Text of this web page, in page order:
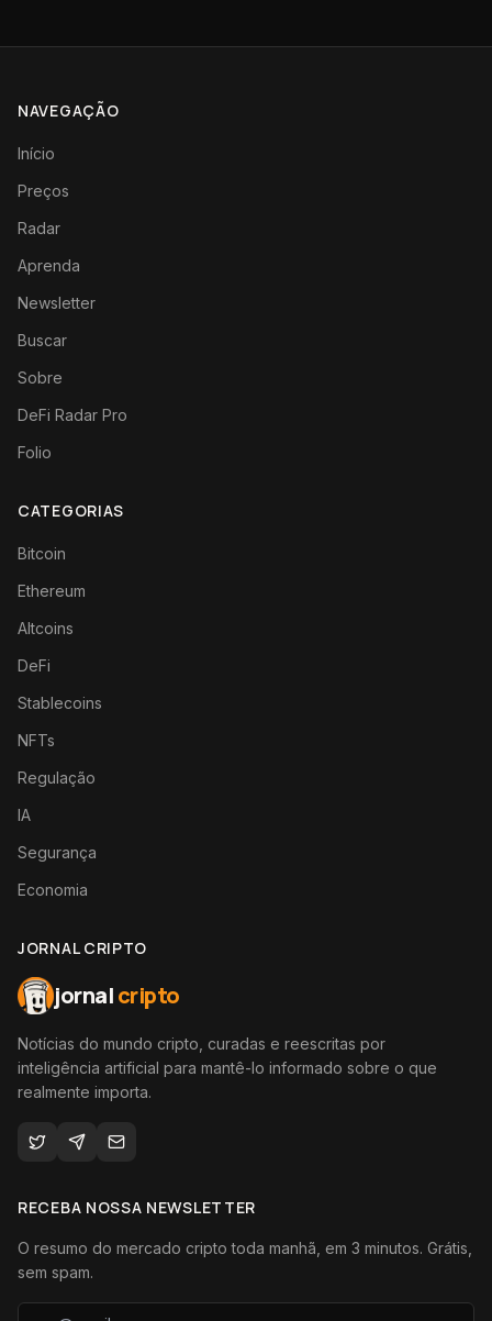
NAVEGAÇÃO
Início
Preços
Radar
Aprenda
Newsletter
Buscar
Sobre
DeFi Radar Pro
Folio
CATEGORIAS
Bitcoin
Ethereum
Altcoins
DeFi
Stablecoins
NFTs
Regulação
IA
Segurança
Economia
JORNAL CRIPTO
jornalcripto
Notícias do mundo cripto, curadas e reescritas por
inteligência artificial para mantê-lo informado sobre o que
realmente importa.
RECEBA NOSSA NEWSLETTER
O resumo do mercado cripto toda manhã, em 3 minutos. Grátis,
sem spam.